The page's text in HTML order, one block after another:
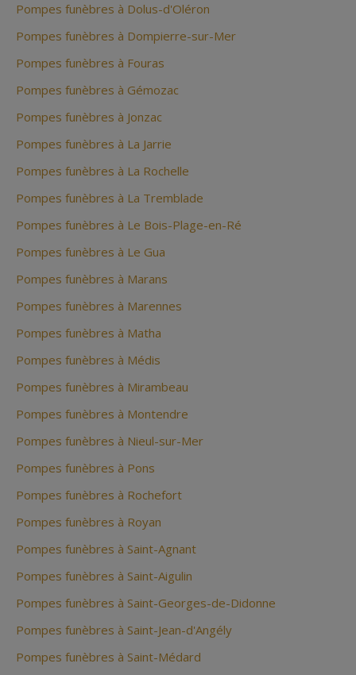
Pompes funèbres à Dolus-d'Oléron
Pompes funèbres à Dompierre-sur-Mer
Pompes funèbres à Fouras
Pompes funèbres à Gémozac
Pompes funèbres à Jonzac
Pompes funèbres à La Jarrie
Pompes funèbres à La Rochelle
Pompes funèbres à La Tremblade
Pompes funèbres à Le Bois-Plage-en-Ré
Pompes funèbres à Le Gua
Pompes funèbres à Marans
Pompes funèbres à Marennes
Pompes funèbres à Matha
Pompes funèbres à Médis
Pompes funèbres à Mirambeau
Pompes funèbres à Montendre
Pompes funèbres à Nieul-sur-Mer
Pompes funèbres à Pons
Pompes funèbres à Rochefort
Pompes funèbres à Royan
Pompes funèbres à Saint-Agnant
Pompes funèbres à Saint-Aigulin
Pompes funèbres à Saint-Georges-de-Didonne
Pompes funèbres à Saint-Jean-d'Angély
Pompes funèbres à Saint-Médard